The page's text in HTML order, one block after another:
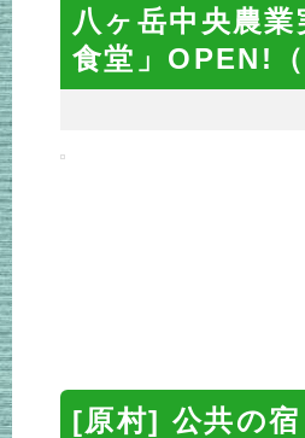
八ヶ岳中央農
食堂」OPEN!（
[原村] 公共の